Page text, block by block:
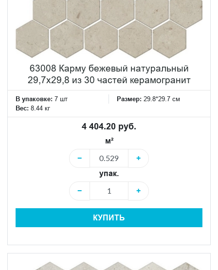
63008 Карму бежевый натуральный
29,7х29,8 из 30 частей керамогранит
В упаковке: 7 шт Размер: 29.8*29.7 см
Вес: 8.44 кг
4 404.20 руб.
м²
−
+
упак.
−
+
КУПИТЬ